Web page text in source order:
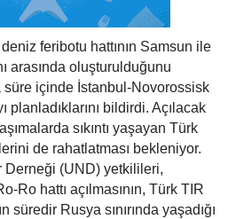
feribotu hattının Samsun ile
arasında oluşturulduğunu
süre içinde İstanbul-Novorossisk
planladıklarını bildirdi. Açılacak
sıkıntı yaşayan Türk
de rahatlatması bekleniyor.
Derneği (UND) yetkilileri,
Ro hattı açılmasının, Türk TIR
Rusya sınırında yaşadığı